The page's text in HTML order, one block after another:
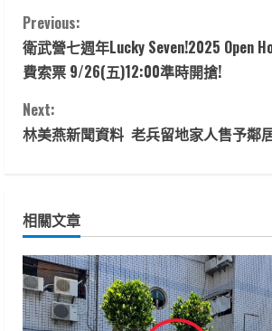
C
o
n
t
n
u
e
Previous:
衛武營七週年Lucky Seven!2025 Open
費索票 9/26(五)12:00準時開搶!
Next:
林美燕新聞資料 老兵留地家人售予鄰
相關文章